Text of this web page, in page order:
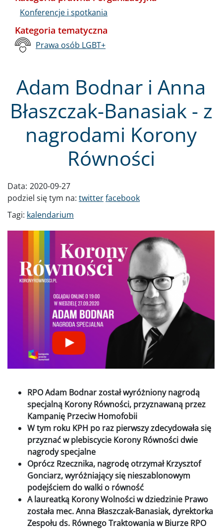
Adam Bodnar i Anna
Błaszczak-Banasiak - z
nagrodami Korony
Równości
Data: 2020-09-27
podziel się tym na: twitterfacebook
Tagi: kalendarium
RPO Adam Bodnar został wyróżniony nagrodą
specjalną Korony Równości, przyznawaną przez
Kampanię Przeciw Homofobii
W tym roku KPH po raz pierwszy zdecydowała się
przyznać w plebiscycie Korony Równości dwie
nagrody specjalne
Oprócz Rzecznika, nagrodę otrzymał Krzysztof
Gonciarz, wyróżniający się nieszablonowym
podejściem do walki o równość
A laureatką Korony Wolności w dziedzinie Prawo
została mec. Anna Błaszczak-Banasiak, dyrektorka
Zespołu ds. Równego Traktowania w Biurze RPO
Konferencje i spotkania
Kategoria tematyczna
Prawa osób LGBT+